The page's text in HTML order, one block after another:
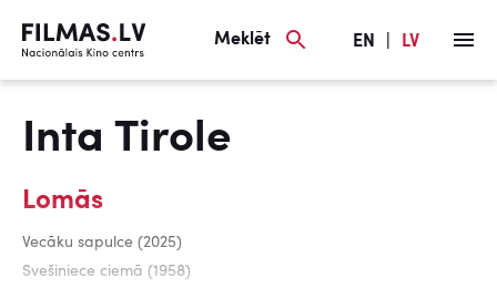
Meklēt EN LV
Inta Tirole
Lomās
Vecāku sapulce (2025)
Svešiniece ciemā (1958)